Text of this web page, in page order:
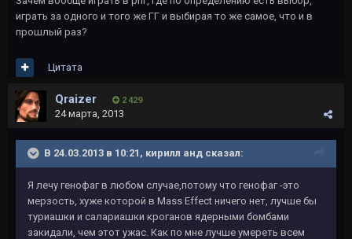
играть за одного и того же ГГ и выбирая то же самое, что и в
прошлый раз?
Цитата
Qraizer 2 429
24 марта, 2013
В 24.03.2013 в 10:21, кирилл анд сказал:
Я лечу генофаг в любом случае,потому что генофаг -это
мерзость, хуже которой в Mass Effect ничего нет, лучше бы
туриашки и салариашки кроганов ядерными бомбами
закидали, чем этот ужас. Как по мне лучше умереть всем